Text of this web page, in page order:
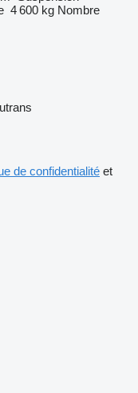
4 600 kg Nombre
de confidentialité et